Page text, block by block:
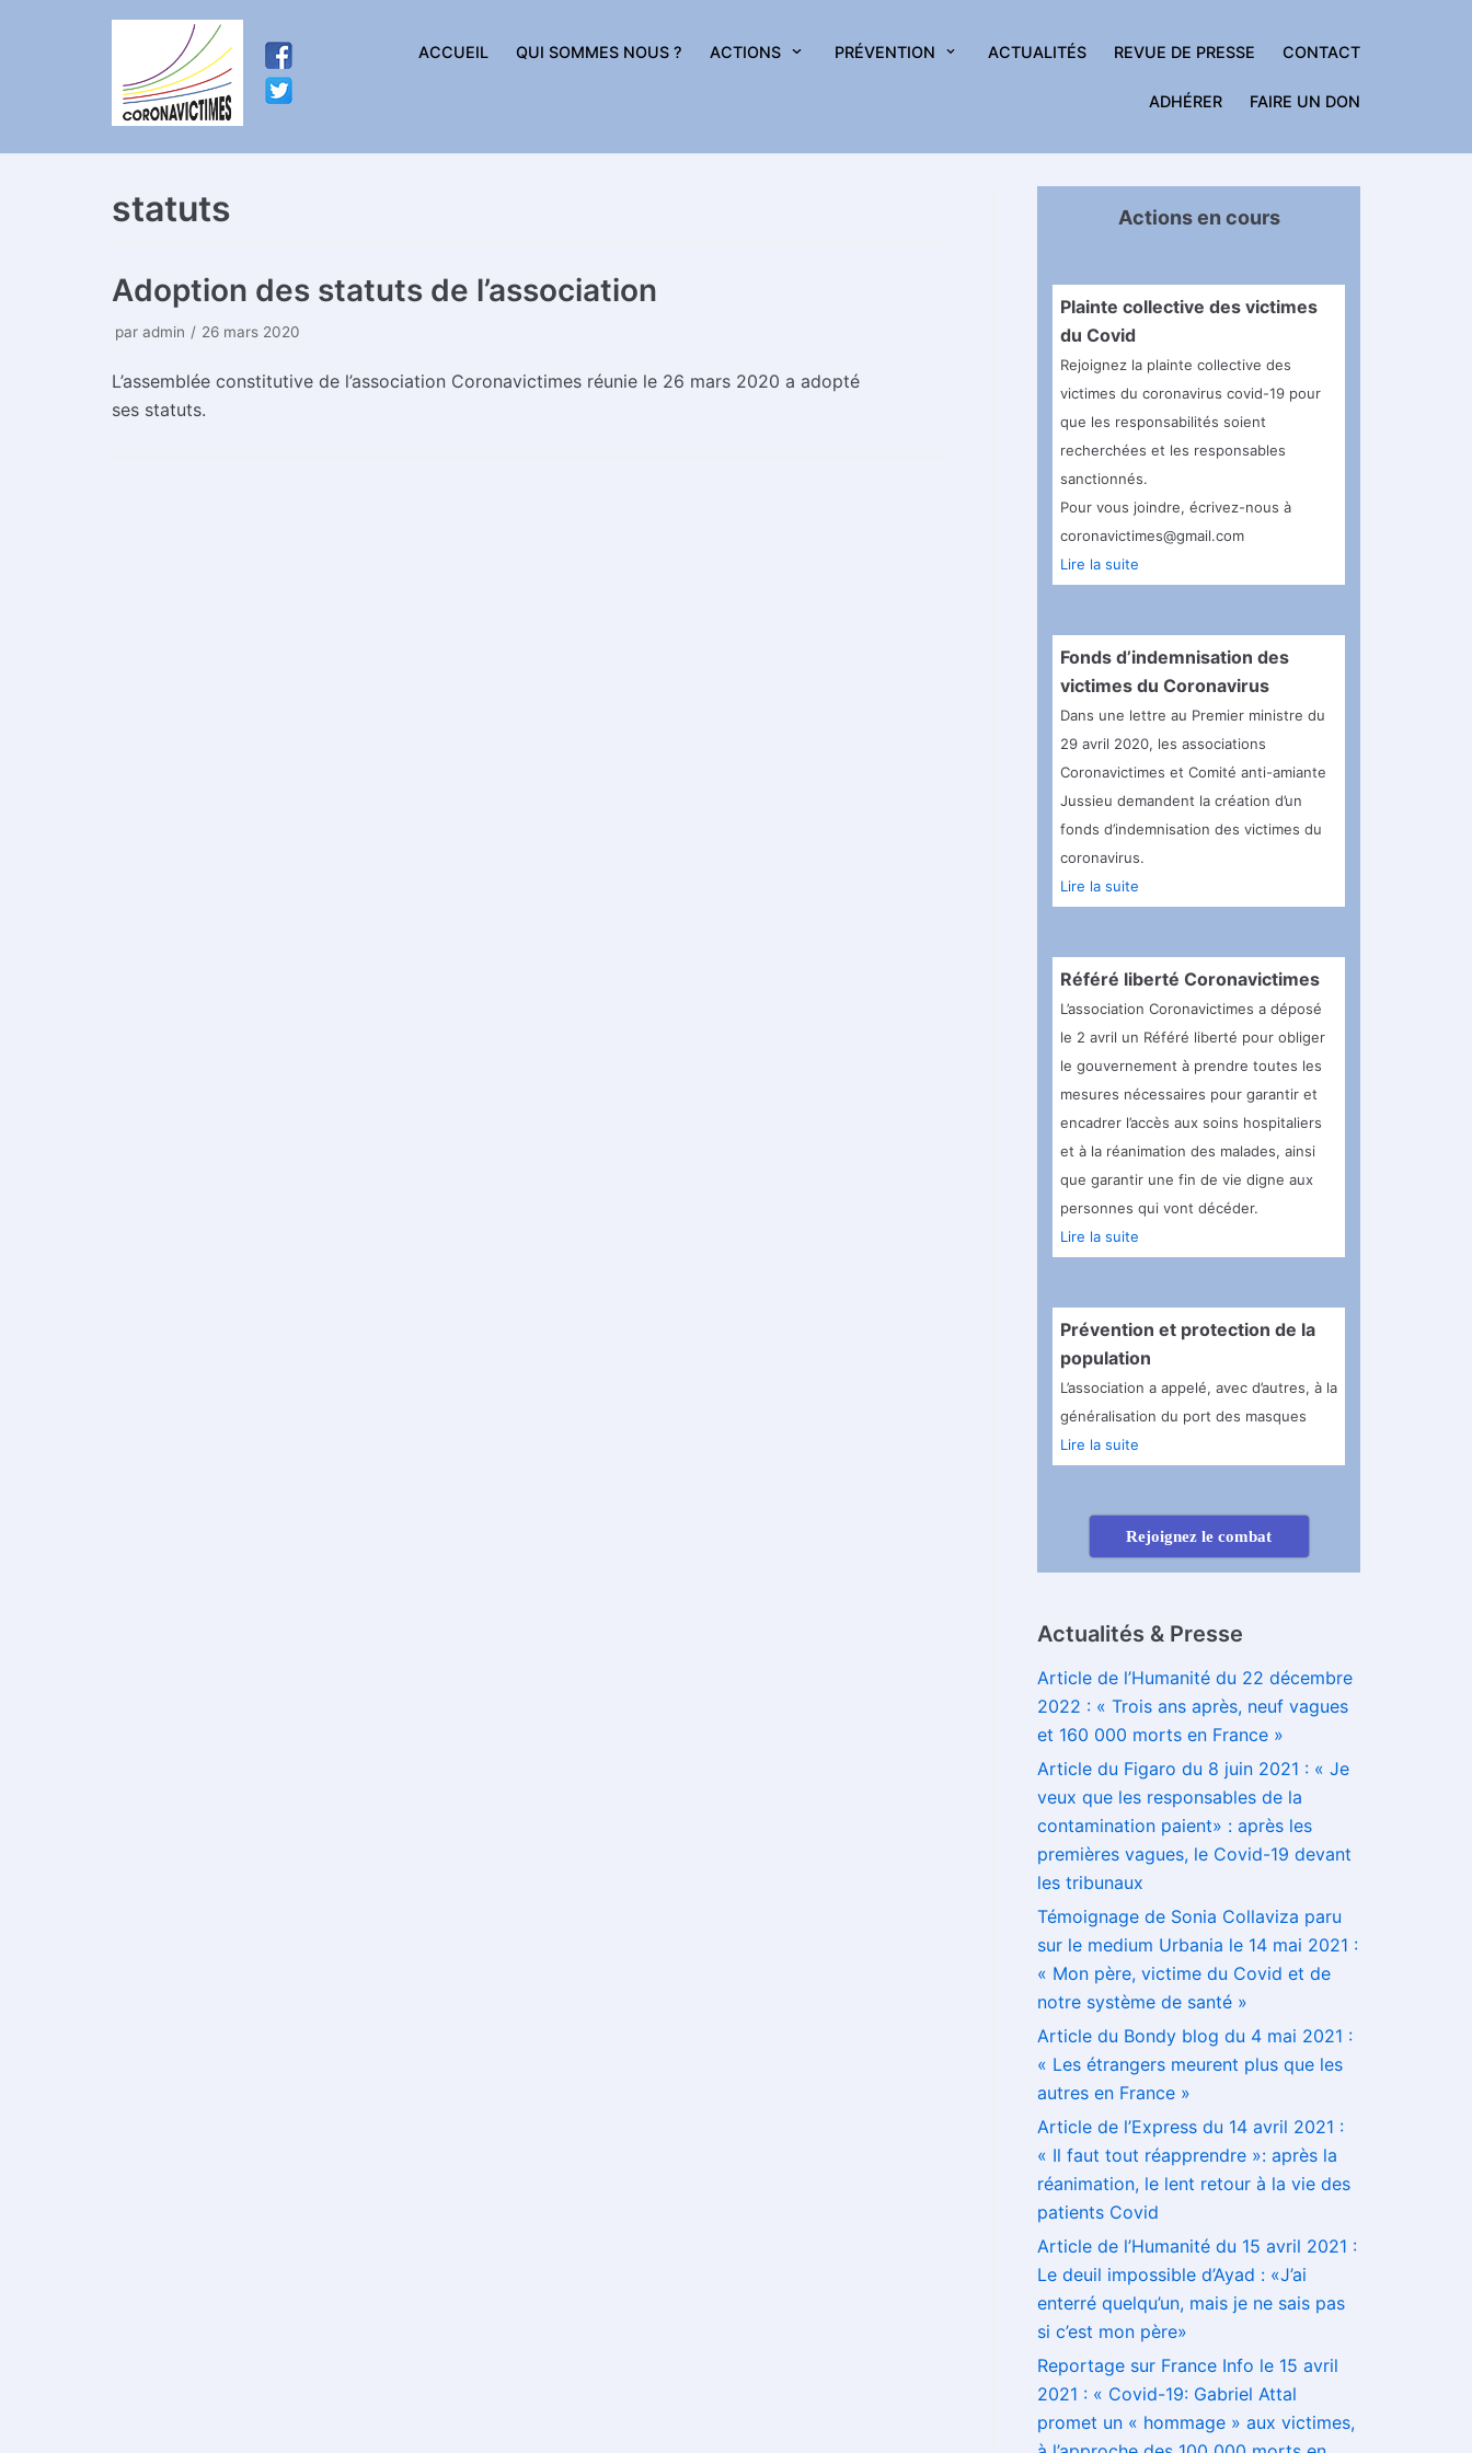
ACCUEIL QUI SOMMES NOUS ? ACTIONS PRÉVENTION ACTUALITÉS REVUE DE PRESSE CONTACT
ADHÉRER FAIRE UN DON
statuts
Adoption des statuts de l’association
par admin 26 mars 2020
L’assemblée constitutive de l’association Coronavictimes réunie le 26 mars 2020 a adopté
ses statuts.
Actions en cours
Plainte collective des victimes
du Covid
Rejoignez la plainte collective des
victimes du coronavirus covid-19 pour
que les responsabilités soient
recherchées et les responsables
sanctionnés.
Pour vous joindre, écrivez-nous à
coronavictimes@gmail.com
Lire la suite
Fonds d’indemnisation des
victimes du Coronavirus
Dans une lettre au Premier ministre du
29 avril 2020, les associations
Coronavictimes et Comité anti-amiante
Jussieu demandent la création d’un
fonds d’indemnisation des victimes du
coronavirus.
Lire la suite
Référé liberté Coronavictimes
L’association Coronavictimes a déposé
le 2 avril un Référé liberté pour obliger
le gouvernement à prendre toutes les
mesures nécessaires pour garantir et
encadrer l’accès aux soins hospitaliers
et à la réanimation des malades, ainsi
que garantir une fin de vie digne aux
personnes qui vont décéder.
Lire la suite
Prévention et protection de la
population
L’association a appelé, avec d’autres, à la
généralisation du port des masques
Lire la suite
Rejoignez le combat
Actualités & Presse
Article de l’Humanité du 22 décembre
2022 : « Trois ans après, neuf vagues
et 160 000 morts en France »
Article du Figaro du 8 juin 2021 : « Je
veux que les responsables de la
contamination paient» : après les
premières vagues, le Covid-19 devant
les tribunaux
Témoignage de Sonia Collaviza paru
sur le medium Urbania le 14 mai 2021 :
« Mon père, victime du Covid et de
notre système de santé »
Article du Bondy blog du 4 mai 2021 :
« Les étrangers meurent plus que les
autres en France »
Article de l’Express du 14 avril 2021 :
« Il faut tout réapprendre »: après la
réanimation, le lent retour à la vie des
patients Covid
Article de l’Humanité du 15 avril 2021 :
Le deuil impossible d’Ayad : «J’ai
enterré quelqu’un, mais je ne sais pas
si c’est mon père»
Reportage sur France Info le 15 avril
2021 : « Covid-19: Gabriel Attal
promet un « hommage » aux victimes,